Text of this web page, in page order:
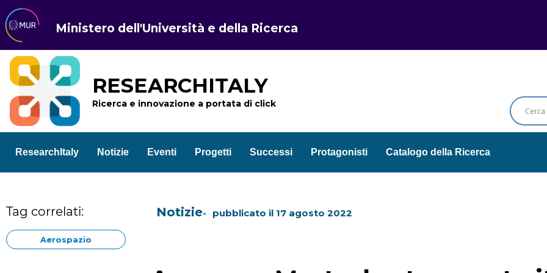
Ministero dell'Università e della Ricerca
RESEARCHITALY
Ricerca e innovazione a portata di click
ResearchItaly Notizie Eventi Progetti Successi Protagonisti Catalogo della Ricerca
Tag correlati:
Aerospazio
Notizie pubblicato il 17 agosto 2022